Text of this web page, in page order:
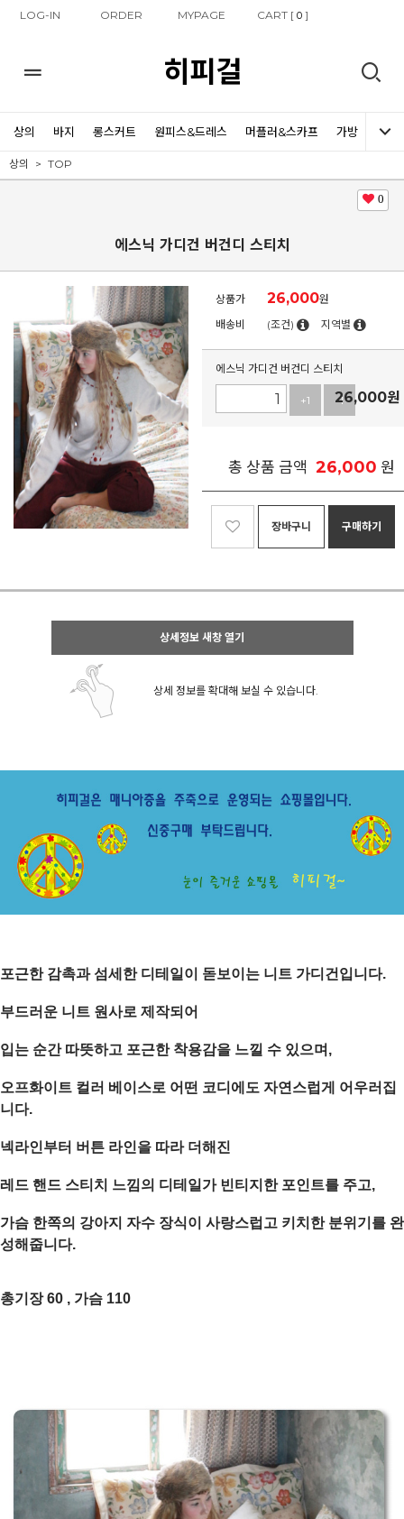
LOG-IN ORDER MYPAGE CART [0 ]
히피걸
상의 바지 롱스커트 원피스&드레스 머플러&스카프 가방 신발
상의 TOP
0
에스닉 가디건 버건디 스티치
상품가 26,000원
배송비
(조건) 지역별
에스닉 가디건 버건디 스티치
+1 -1
26,000원
총 상품 금액 26,000 원
장바구니 구매하기
상세정보 새창 열기
상세 정보를 확대해 보실 수 있습니다.
포근한 감촉과 섬세한 디테일이 돋보이는 니트 가디건입니다.
부드러운 니트 원사로 제작되어
입는 순간 따뜻하고 포근한 착용감을 느낄 수 있으며,
오프화이트 컬러 베이스로 어떤 코디에도 자연스럽게 어우러집
니다.
넥라인부터 버튼 라인을 따라 더해진
레드 핸드 스티치 느낌의 디테일 가 빈티지한 포인트를 주고,
가슴 한쪽의 강아지 자수 장식이 사랑스럽고 키치한 분위기를 완
성해줍니다.
총기장 60 , 가슴 110